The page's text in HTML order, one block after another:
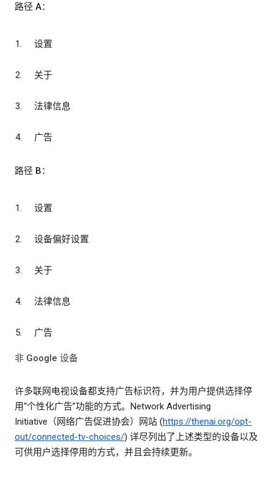
路径 A：
设置
关于
法律信息
广告
路径 B：
设置
设备偏好设置
关于
法律信息
广告
非 Google 设备
许多联网电视设备都支持广告标识符，并为用户提供选择停
用“个性化广告”功能的方式。Network Advertising
Initiative（网络广告促进协会）网站 (https://thenai.org/opt-
out/connected-tv-choices/) 详尽列出了上述类型的设备以及
可供用户选择停用的方式，并且会持续更新。